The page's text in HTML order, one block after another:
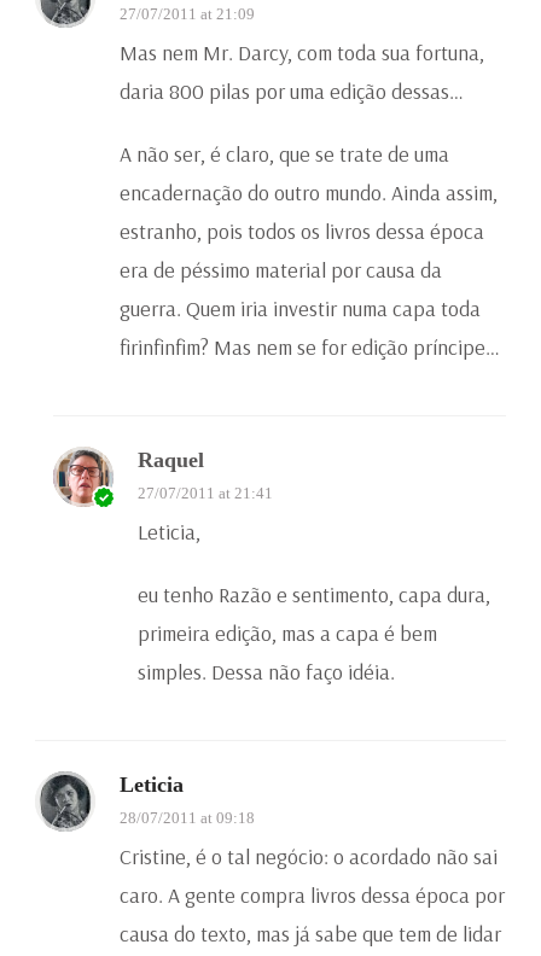
27/07/2011 at 21:09
Mas nem Mr. Darcy, com toda sua fortuna,
daria 800 pilas por uma edição dessas…
A não ser, é claro, que se trate de uma
encadernação do outro mundo. Ainda assim,
estranho, pois todos os livros dessa época
era de péssimo material por causa da
guerra. Quem iria investir numa capa toda
firinfinfim? Mas nem se for edição príncipe…
Raquel
27/07/2011 at 21:41
Leticia,
eu tenho Razão e sentimento, capa dura,
primeira edição, mas a capa é bem
simples. Dessa não faço idéia.
Leticia
28/07/2011 at 09:18
Cristine, é o tal negócio: o acordado não sai
caro. A gente compra livros dessa época por
causa do texto, mas já sabe que tem de lidar